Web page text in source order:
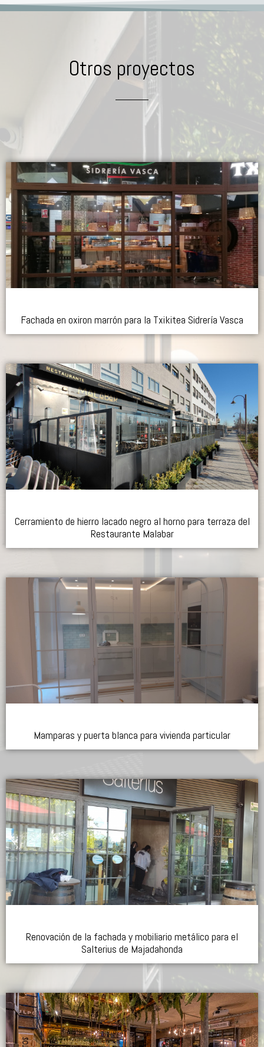
Otros proyectos
Fachada en oxiron marrón para la Txikitea Sidrería Vasca
Cerramiento de hierro lacado negro al horno para terraza del
Restaurante Malabar
Mamparas y puerta blanca para vivienda particular
Renovación de la fachada y mobiliario metálico para el
Salterius de Majadahonda